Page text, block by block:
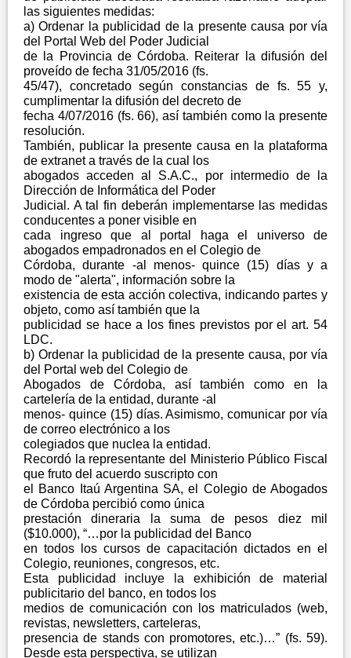
las siguientes medidas:
a) Ordenar la publicidad de la presente causa por vía
del Portal Web del Poder Judicial
de la Provincia de Córdoba. Reiterar la difusión del
proveído de fecha 31/05/2016 (fs.
45/47), concretado según constancias de fs. 55 y,
cumplimentar la difusión del decreto de
fecha 4/07/2016 (fs. 66), así también como la presente
resolución.
También, publicar la presente causa en la plataforma
de extranet a través de la cual los
abogados acceden al S.A.C., por intermedio de la
Dirección de Informática del Poder
Judicial. A tal fin deberán implementarse las medidas
conducentes a poner visible en
cada ingreso que al portal haga el universo de
abogados empadronados en el Colegio de
Córdoba, durante -al menos- quince (15) días y a
modo de "alerta", información sobre la
existencia de esta acción colectiva, indicando partes y
objeto, como así también que la
publicidad se hace a los fines previstos por el art. 54
LDC.
b) Ordenar la publicidad de la presente causa, por vía
del Portal web del Colegio de
Abogados de Córdoba, así también como en la
cartelería de la entidad, durante -al
menos- quince (15) días. Asimismo, comunicar por vía
de correo electrónico a los
colegiados que nuclea la entidad.
Recordó la representante del Ministerio Público Fiscal
que fruto del acuerdo suscripto con
el Banco Itaú Argentina SA, el Colegio de Abogados
de Córdoba percibió como única
prestación dineraria la suma de pesos diez mil
($10.000), “…por la publicidad del Banco
en todos los cursos de capacitación dictados en el
Colegio, reuniones, congresos, etc.
Esta publicidad incluye la exhibición de material
publicitario del banco, en todos los
medios de comunicación con los matriculados (web,
revistas, newsletters, carteleras,
presencia de stands con promotores, etc.)…” (fs. 59).
Desde esta perspectiva, se utilizan